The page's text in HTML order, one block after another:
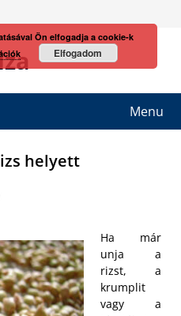
Menu
helyett
Ha már
unja a
rizst, a
krumplit
vagy a
Ön elfogadja a cookie-k
Elfogadom